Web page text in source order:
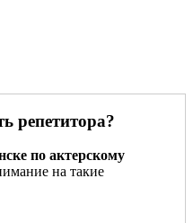
репетитора?
по актерскому
на такие